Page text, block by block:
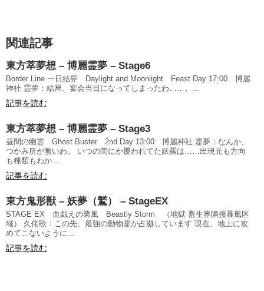
関連記事
東方萃夢想 – 博麗霊夢 – Stage6
Border Line 一日結界 Daylight and Moonlight Feast Day 17:00 博麗
神社 霊夢：結局、宴会当日になってしまったわ……。...
記事を読む
東方萃夢想 – 博麗霊夢 – Stage3
昼間の幽霊 Ghost Buster 2nd Day 13:00 博麗神社 霊夢：なんか、
つかみ所が無いわ。 いつの間にか覆われてた妖霧は……出現元も方向
も種類もわか...
記事を読む
東方鬼形獣 – 妖夢（鷲） – StageEX
STAGE EX 血戯えの業風 Beastly Storm （地獄 畜生界隣接暴風区
域） 久侘歌：この先、最強の動物霊が占拠しています 現在、地上に攻
めてこないように...
記事を読む